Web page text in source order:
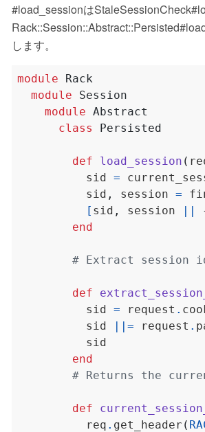
#load_sessionは
します。
module
Rack
module
Session
module Abstract
class
Persisted
def load_session (
          sid
=
          sid
, session =
[ sid , session ||
end
# Extract session
def
          sid
= request .
          sid
||= request .
end
# Returns the
def
          req
. get_header (